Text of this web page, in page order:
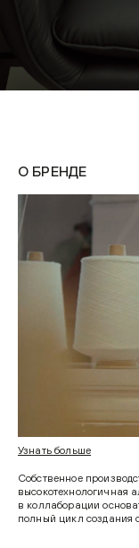
О БРЕНДЕ
Узнать больше
Собственное
высокотехнологичная
в коллаборации
полный цикл создания